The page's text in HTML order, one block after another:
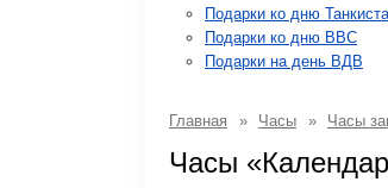
Подарки ко дню Танкиста
Подарки ко дню ВВС
Подарки на день ВДВ
Главная » Часы » Часы
Часы